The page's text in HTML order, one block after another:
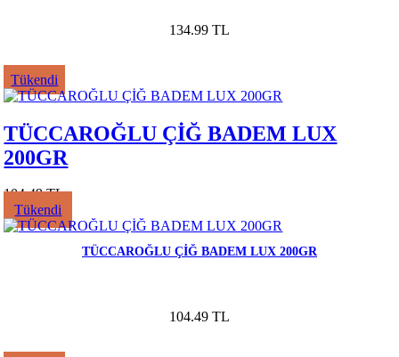
134.99 TL
Tükendi
TÜCCAROĞLU ÇİĞ BADEM LUX
200GR
104.49 TL
Tükendi
TÜCCAROĞLU ÇİĞ BADEM LUX 200GR
104.49 TL